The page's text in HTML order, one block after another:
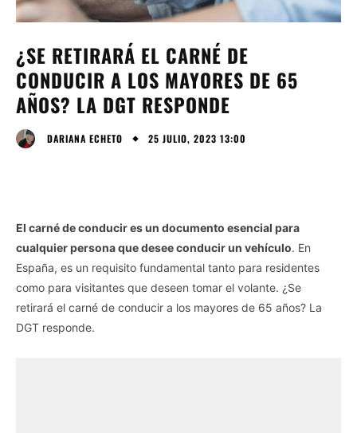
¿SE RETIRARÁ EL CARNÉ DE
CONDUCIR A LOS MAYORES DE 65
AÑOS? LA DGT RESPONDE
DARIANA ECHETO 25 JULIO, 2023 13:00
El carné de conducir es un documento esencial para
cualquier persona que desee conducir un vehículo. En
España, es un requisito fundamental tanto para residentes
como para visitantes que deseen tomar el volante. ¿Se
retirará el carné de conducir a los mayores de 65 años? La
DGT responde.